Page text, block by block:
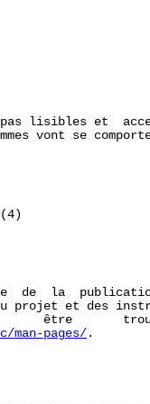
lisibles et
vont se
(4)
de  la
projet et des
être
man-pages/ .